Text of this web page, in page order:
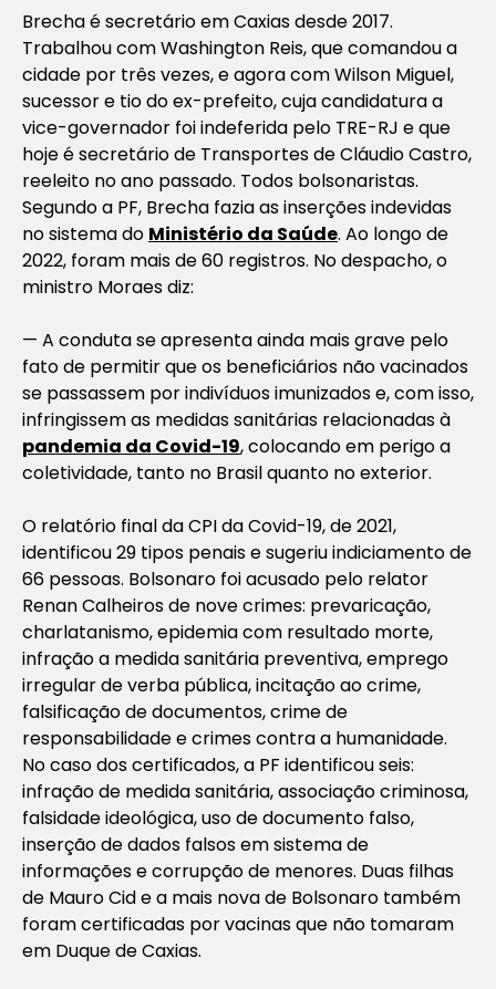
Brecha é secretário em Caxias desde 2017.
Trabalhou com Washington Reis, que comandou a
cidade por três vezes, e agora com Wilson Miguel,
sucessor e tio do ex-prefeito, cuja candidatura a
vice-governador foi indeferida pelo TRE-RJ e que
hoje é secretário de Transportes de Cláudio Castro,
reeleito no ano passado. Todos bolsonaristas.
Segundo a PF, Brecha fazia as inserções indevidas
no sistema do Ministério da Saúde. Ao longo de
2022, foram mais de 60 registros. No despacho, o
ministro Moraes diz:
— A conduta se apresenta ainda mais grave pelo
fato de permitir que os beneficiários não vacinados
se passassem por indivíduos imunizados e, com isso,
infringissem as medidas sanitárias relacionadas à
pandemia da Covid-19, colocando em perigo a
coletividade, tanto no Brasil quanto no exterior.
O relatório final da CPI da Covid-19, de 2021,
identificou 29 tipos penais e sugeriu indiciamento de
66 pessoas. Bolsonaro foi acusado pelo relator
Renan Calheiros de nove crimes: prevaricação,
charlatanismo, epidemia com resultado morte,
infração a medida sanitária preventiva, emprego
irregular de verba pública, incitação ao crime,
falsificação de documentos, crime de
responsabilidade e crimes contra a humanidade.
No caso dos certificados, a PF identificou seis:
infração de medida sanitária, associação criminosa,
falsidade ideológica, uso de documento falso,
inserção de dados falsos em sistema de
informações e corrupção de menores. Duas filhas
de Mauro Cid e a mais nova de Bolsonaro também
foram certificadas por vacinas que não tomaram
em Duque de Caxias.